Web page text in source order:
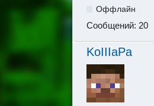
Оффлайн
Сообщений: 20
KoIIIaPa